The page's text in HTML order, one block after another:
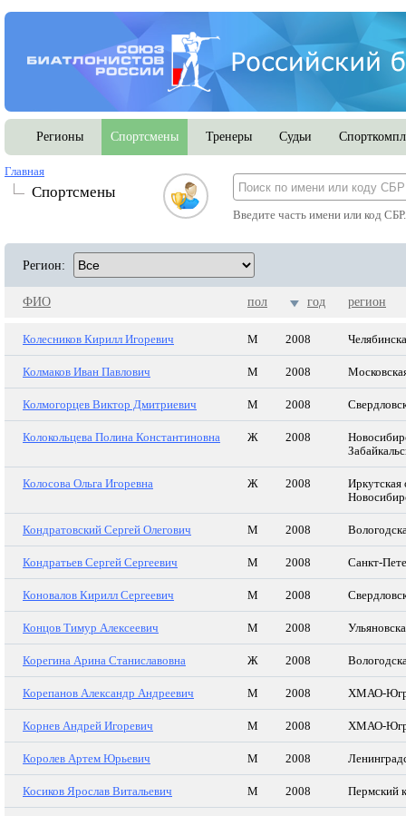
Регионы Спортсмены Тренеры Судьи
Главная
Спортсмены
Введите часть имени или код
Регион:
ФИО пол год регион
Колесников Кирилл Игоревич М 2008
Колмаков Иван Павлович М 2008
Колмогорцев Виктор Дмитриевич М 2008
Колокольцева Полина Константиновна Ж 2008
Колосова Ольга Игоревна Ж 2008
Иркутская
Кондратовский Сергей Олегович М 2008
Кондратьев Сергей Сергеевич М 2008 Санкт-
Коновалов Кирилл Сергеевич М 2008
Концов Тимур Алексеевич М 2008
Корегина Арина Станиславовна Ж 2008
Корепанов Александр Андреевич М 2008 ХМАО-
Корнев Андрей Игоревич М 2008 ХМАО-
Королев Артем Юрьевич М 2008
Косиков Ярослав Витальевич М 2008 Пермский